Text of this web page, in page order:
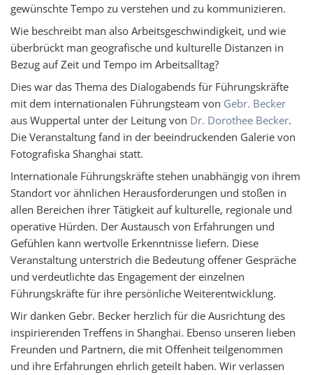
gewünschte Tempo zu verstehen und zu kommunizieren.
Wie beschreibt man also Arbeitsgeschwindigkeit, und wie
überbrückt man geografische und kulturelle Distanzen in
Bezug auf Zeit und Tempo im Arbeitsalltag?
Dies war das Thema des Dialogabends für Führungskräfte
mit dem internationalen Führungsteam von Gebr. Becker
aus Wuppertal unter der Leitung von Dr. Dorothee Becker.
Die Veranstaltung fand in der beeindruckenden Galerie von
Fotografiska Shanghai statt.
Internationale Führungskräfte stehen unabhängig von ihrem
Standort vor ähnlichen Herausforderungen und stoßen in
allen Bereichen ihrer Tätigkeit auf kulturelle, regionale und
operative Hürden. Der Austausch von Erfahrungen und
Gefühlen kann wertvolle Erkenntnisse liefern. Diese
Veranstaltung unterstrich die Bedeutung offener Gespräche
und verdeutlichte das Engagement der einzelnen
Führungskräfte für ihre persönliche Weiterentwicklung.
Wir danken Gebr. Becker herzlich für die Ausrichtung des
inspirierenden Treffens in Shanghai. Ebenso unseren lieben
Freunden und Partnern, die mit Offenheit teilgenommen
und ihre Erfahrungen ehrlich geteilt haben. Wir verlassen